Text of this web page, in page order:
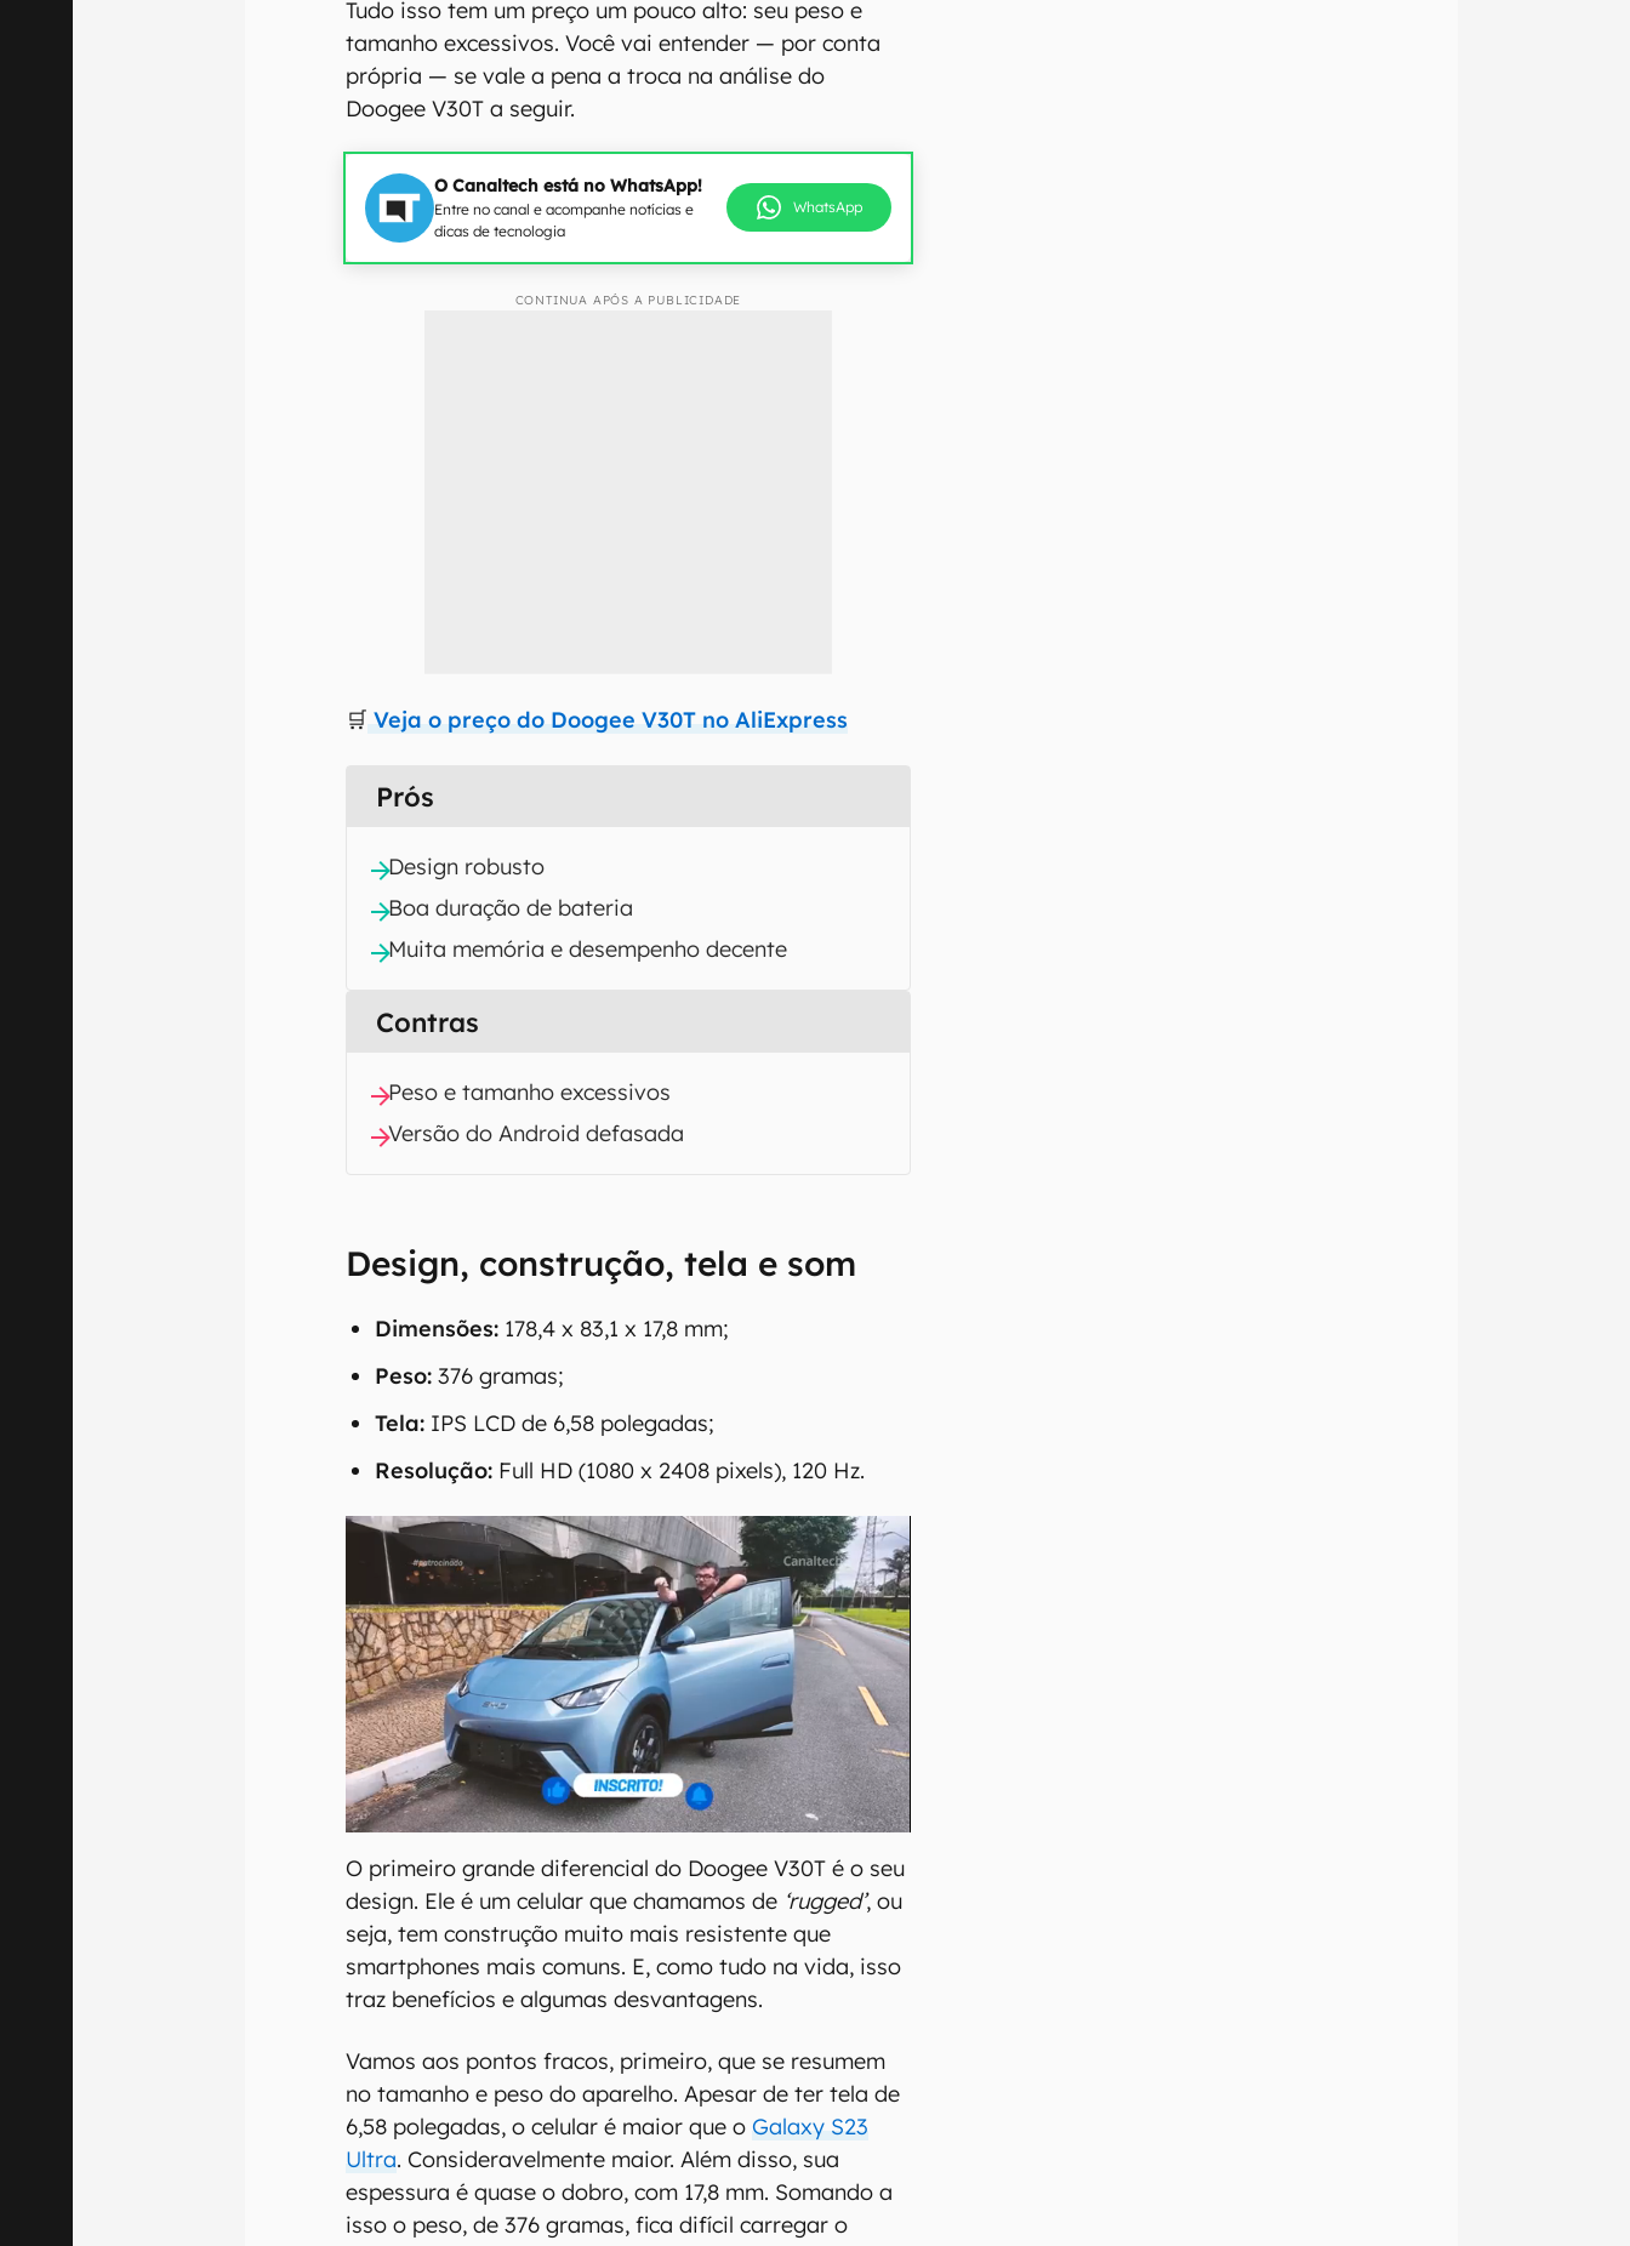
Tudo isso tem um preço um pouco alto: seu peso e
tamanho excessivos. Você vai entender — por conta
própria — se vale a pena a troca na análise do
Doogee V30T a seguir.
O Canaltech está no WhatsApp!
Entre no canal e acompanhe notícias e
dicas de tecnologia
WhatsApp
CONTINUA APÓS A PUBLICIDADE
🛒 Veja o preço do Doogee V30T no AliExpress
Prós
Design robusto
Boa duração de bateria
Muita memória e desempenho decente
Contras
Peso e tamanho excessivos
Versão do Android defasada
Design, construção, tela e som
Dimensões: 178,4 x 83,1 x 17,8 mm;
Peso: 376 gramas;
Tela: IPS LCD de 6,58 polegadas;
Resolução: Full HD (1080 x 2408 pixels), 120 Hz.
O primeiro grande diferencial do Doogee V30T é o seu
design. Ele é um celular que chamamos de ‘rugged’, ou
seja, tem construção muito mais resistente que
smartphones mais comuns. E, como tudo na vida, isso
traz benefícios e algumas desvantagens.
Vamos aos pontos fracos, primeiro, que se resumem
no tamanho e peso do aparelho. Apesar de ter tela de
6,58 polegadas, o celular é maior que oGalaxy S23
Ultra. Consideravelmente maior. Além disso, sua
espessura é quase o dobro, com 17,8 mm. Somando a
isso o peso, de 376 gramas, fica difícil carregar o